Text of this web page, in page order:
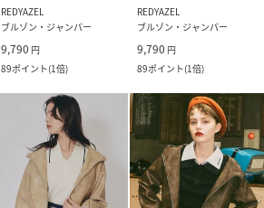
REDYAZEL
ブルゾン・ジャンパー
9,790 円
89ポイント(1倍)
REDYAZEL
ブルゾン・ジャンパー
9,790 円
89ポイント(1倍)